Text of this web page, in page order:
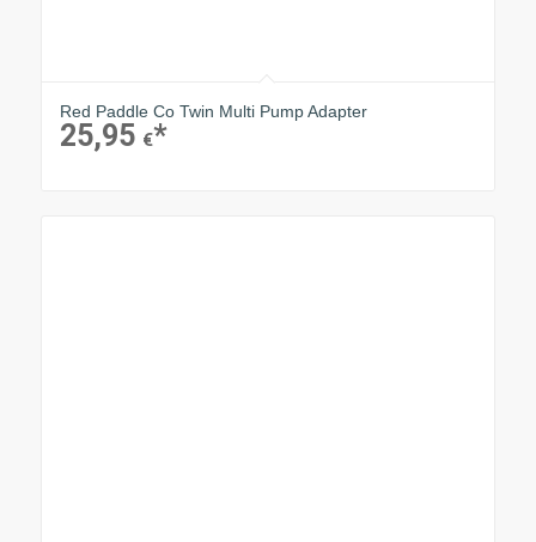
Red Paddle Co Twin Multi Pump Adapter
25,95 €